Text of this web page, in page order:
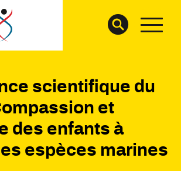
scientifique du
et
des enfants à
espèces marines